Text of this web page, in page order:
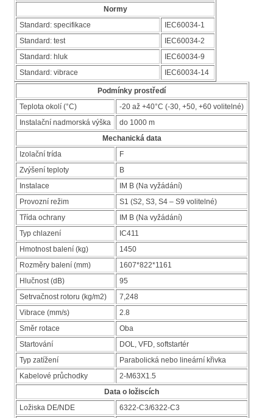
Normy
Standard: specifikace
IEC60034-1
Standard: test
IEC60034-2
Standard: hluk
IEC60034-9
Standard: vibrace
IEC60034-14
Podmínky prostředí
Teplota okolí (°C)
-20 až +40°C (-30, +50, +60 volitelné)
Instalační nadmorská výška
do 1000 m
Mechanická data
Izolační trída
F
Zvýšení teploty
B
Instalace
IM B (Na vyžádání)
Provozní režim
S1 (S2, S3, S4 – S9 volitelné)
Třída ochrany
IM B (Na vyžádání)
Typ chlazení
IC411
Hmotnost balení (kg)
1450
Rozměry balení (mm)
1607*822*1161
Hlučnost (dB)
95
Setrvačnost rotoru (kg/m2)
7,248
Vibrace (mm/s)
2.8
Směr rotace
Oba
Startování
DOL, VFD, softstartér
Typ zatížení
Parabolická nebo lineární křivka
Kabelové průchodky
2-M63X1.5
Data o ložiscích
Ložiska DE/NDE
6322-C3/6322-C3